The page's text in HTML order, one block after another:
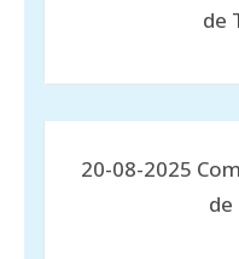
de
20-08-2025
de